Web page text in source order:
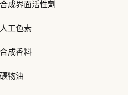
合成界面活性劑
人工色素
合成香料
礦物油